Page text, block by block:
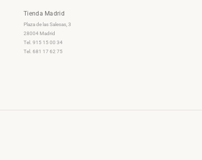
Tienda Madrid
Plaza de las Salesas, 3
28004 Madrid
Tel. 915 15 00 34
Tel. 681 17 62 75